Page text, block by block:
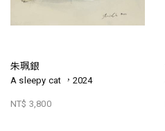
朱珮銀
A sleepy cat ，2024
NT$ 3,800